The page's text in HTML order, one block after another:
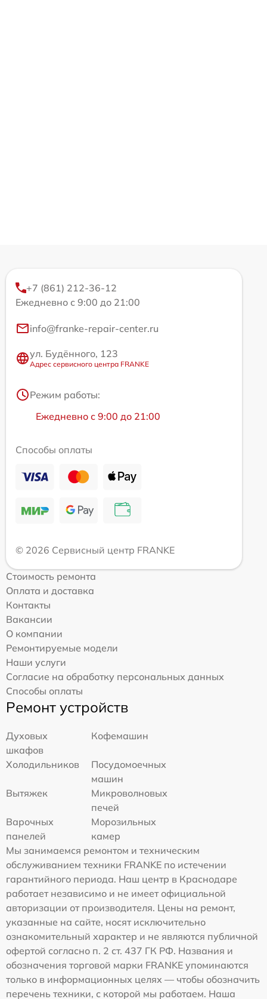
+7 (861) 212-36-12
Ежедневно с 9:00 до 21:00
info@franke-repair-center.ru
ул. Будённого, 123
Адрес сервисного центра FRANKE
Режим работы:
Ежедневно с 9:00 до 21:00
Способы оплаты
© 2026 Сервисный центр FRANKE
Стоимость ремонта
Оплата и доставка
Контакты
Вакансии
О компании
Ремонтируемые модели
Наши услуги
Согласие на обработку персональных данных
Способы оплаты
Ремонт устройств
Духовых
шкафов
Кофемашин
Холодильников
Посудомоечных
машин
Вытяжек
Микроволновых
печей
Варочных
панелей
Морозильных
камер
Мы занимаемся ремонтом и техническим
обслуживанием техники FRANKE по истечении
гарантийного периода. Наш центр в Краснодаре
работает независимо и не имеет официальной
авторизации от производителя. Цены на ремонт,
указанные на сайте, носят исключительно
ознакомительный характер и не являются публичной
офертой согласно п. 2 ст. 437 ГК РФ. Названия и
обозначения торговой марки FRANKE упоминаются
только в информационных целях — чтобы обозначить
перечень техники, с которой мы работаем. Наша